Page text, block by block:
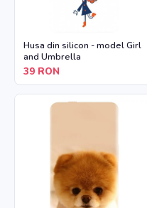
Husa din silicon - model Girl
and Umbrella
39 RON